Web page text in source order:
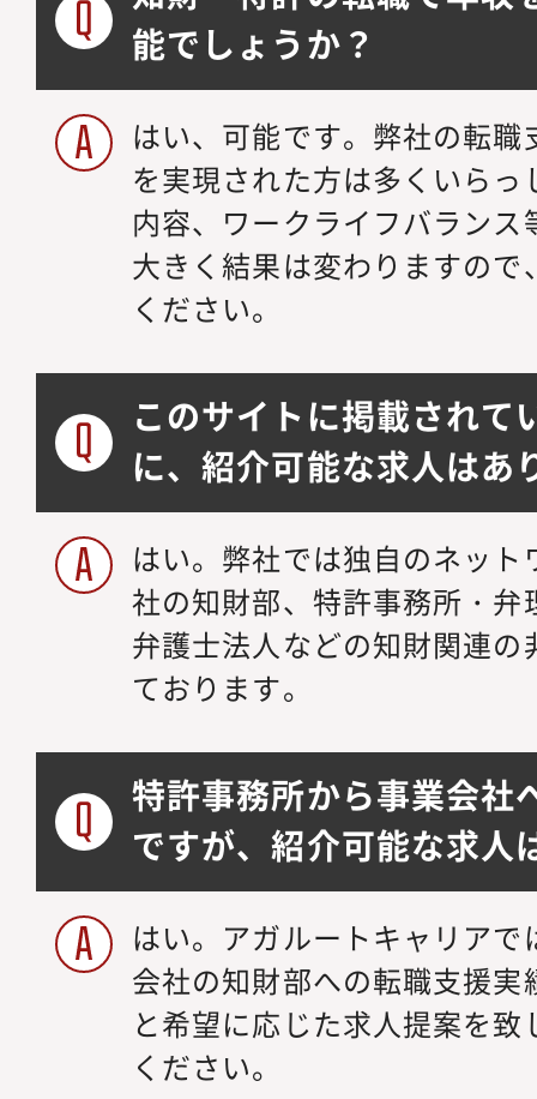
能でしょうか？
はい、可能です。弊社の転
を実現された方は多くいら
内容、ワークライフバラン
大きく結果は変わりますの
ください。
このサイトに掲載されて
に、紹介可能な求人はあ
はい。弊社では独自のネッ
社の知財部、特許事務所・
弁護士法人などの知財関連
ております。
特許事務所から事業会社
ですが、紹介可能な求人
はい。アガルートキャリア
会社の知財部への転職支援
と希望に応じた求人提案を
ください。